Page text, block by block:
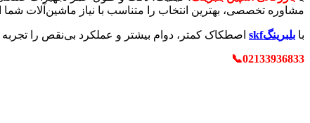
مشاوره تخصصی، بهترین انتخاب را متناسب با نیاز ماشین‌آلات
با بلبرینگskf
اصطکاک کمتر، دوام بیشتر و عملکرد بی‌نقص را تجربه
02133936833📞